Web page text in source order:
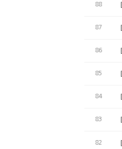
88
87
86
85
84
83
82